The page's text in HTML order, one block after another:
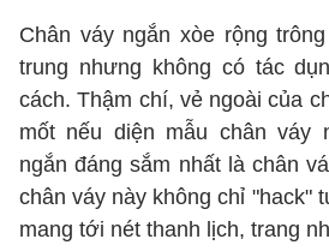
Chân váy ngắn xòe rộng
trung nhưng không có tác
cách. Thậm chí, vẻ ngoài của
mốt nếu diện mẫu chân váy
ngắn đáng sắm nhất là chân
chân váy này không chỉ "hack"
mang tới nét thanh lịch, trang